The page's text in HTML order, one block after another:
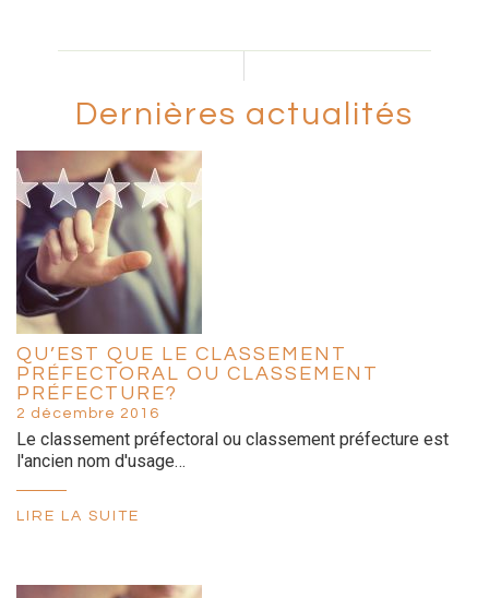
Dernières actualités
QU’EST QUE LE CLASSEMENT
PRÉFECTORAL OU CLASSEMENT
PRÉFECTURE?
2 décembre 2016
Le classement préfectoral ou classement préfecture est
l'ancien nom d'usage…
LIRE LA SUITE